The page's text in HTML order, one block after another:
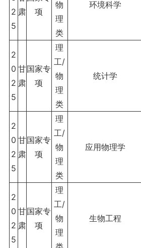
2
5
肃
项
物
理
类
环境科学
2
0
2
5
甘
肃
国家专
项
理
工/
物
理
类
统计学
2
0
2
5
甘
肃
国家专
项
理
工/
物
理
类
应用物理学
2
0
2
5
甘
肃
国家专
项
理
工/
物
理
生物工程